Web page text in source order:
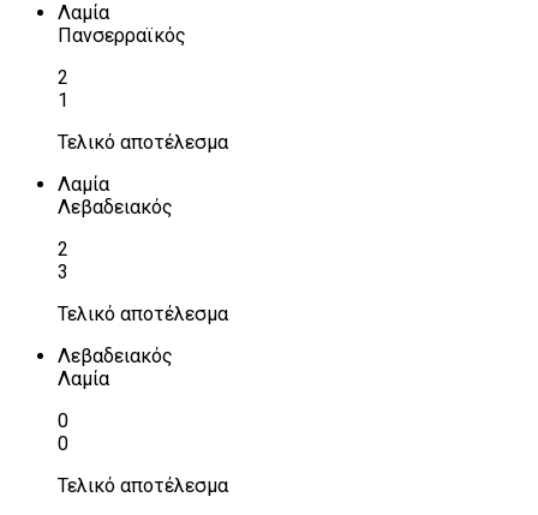
Λαμία
Πανσερραϊκός
2
1
Τελικό αποτέλεσμα
Λαμία
Λεβαδειακός
2
3
Τελικό αποτέλεσμα
Λεβαδειακός
Λαμία
0
0
Τελικό αποτέλεσμα